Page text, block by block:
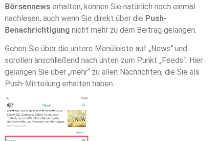
Börsennews erhalten, können Sie natürlich noch einmal
nachlesen, auch wenn Sie direkt über die Push-
Benachrichtigung nicht mehr zu dem Beitrag gelangen.
Gehen Sie über die untere Menüleiste auf „News“ und
scrollen anschließend nach unten zum Punkt „Feeds“. Hier
gelangen Sie über „mehr“ zu allen Nachrichten, die Sie als
Push-Mitteilung erhalten haben.